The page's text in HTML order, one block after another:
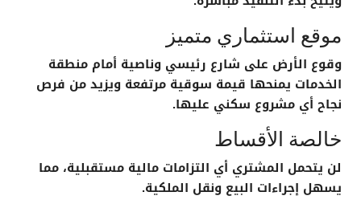
موقع استثماري متميز
وقوع الأرض على شارع رئيسي وناصية أمام منطقة
الخدمات يمنحها قيمة سوقية مرتفعة ويزيد من فرص
نجاح أي مشروع سكني عليها.
خالصة الأقساط
لن يتحمل المشتري أي التزامات مالية مستقبلية، مما
يسهل إجراءات البيع ونقل الملكية.